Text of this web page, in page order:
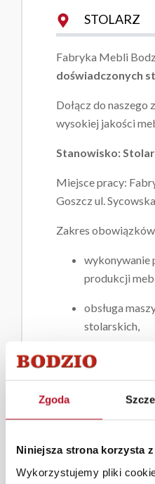
Zgoda
Niniejsza strona korzysta
Wykorzystujemy pliki
STOLARZ
Fabryka Mebli
doświadczonych
Dołącz do naszego
wysokiej jakości
Stanowisko:
Miejsce pracy:
Goszcz ul.
Zakres
wykonywanie
produkcji
obsługa
stolarskich,
montaż
produktów,
zasad BHP.
Wymagania: